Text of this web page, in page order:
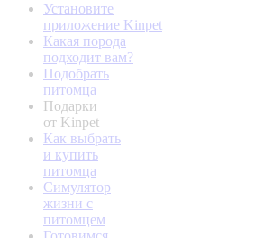
Установите
приложение Kinpet
Какая порода
подходит вам?
Подобрать
питомца
Подарки
от Kinpet
Как выбрать
и купить
питомца
Симулятор
жизни с
питомцем